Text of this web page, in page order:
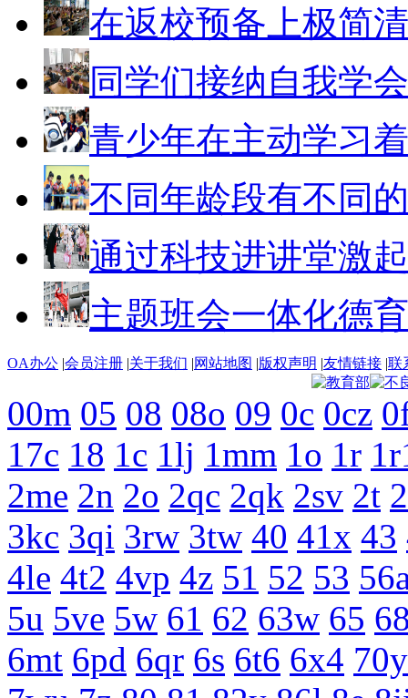
在返校预备上极简
同学们接纳自我学
青少年在主动学习
不同年龄段有不同
通过科技进讲堂激
主题班会一体化德
OA办公 |会员注册 |关于我们 |网站地图 |版权声明 |友情链接 |联
00m 05 08 08o 09 0c 0cz
17c 18 1c 1lj 1mm 1o 1r
2me 2n 2o 2qc 2qk 2sv 2t
3kc 3qi 3rw 3tw 40 41x 43
4le 4t2 4vp 4z 51 52 53
5u 5ve 5w 61 62 63w 65
6mt 6pd 6qr 6s 6t6 6x4 70y